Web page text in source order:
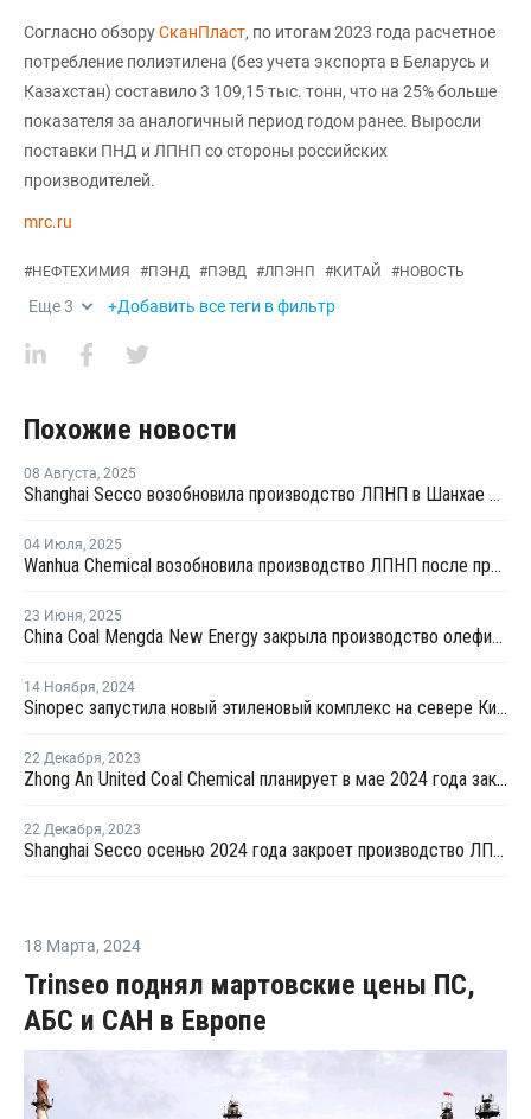
Согласно обзоруСканПласт, по итогам 2023 года расчетное
потребление полиэтилена (без учета экспорта в Беларусь и
Казахстан) составило 3 109,15 тыс. тонн, что на 25% больше
показателя за аналогичный период годом ранее. Выросли
поставки ПНД и ЛПНП со стороны российских
производителей.
mrc.ru
#НЕФТЕХИМИЯ #ПЭНД #ПЭВД #ЛПЭНП #КИТАЙ #НОВОСТЬ
Еще3 +Добавить все теги в фильтр
Похожие новости
08 Августа, 2025
Shanghai Secco возобновила производство ЛПНП в Шанхае после ремонта
04 Июля, 2025
Wanhua Chemical возобновила производство ЛПНП после профилактики
23 Июня, 2025
China Coal Mengda New Energy закрыла производство олефинов на ремонт
14 Ноября, 2024
Sinopec запустила новый этиленовый комплекс на севере Китая
22 Декабря, 2023
Zhong An United Coal Chemical планирует в мае 2024 года закрыть на ремонт производство ПЭ в Китае
22 Декабря, 2023
Shanghai Secco осенью 2024 года закроет производство ЛПНП в Шанхае на ремонт
18 Марта, 2024
Trinseo поднял мартовские цены ПС,
АБС и САН в Европе